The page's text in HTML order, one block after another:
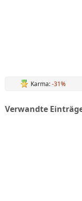
Karma:-31%
Verwandte